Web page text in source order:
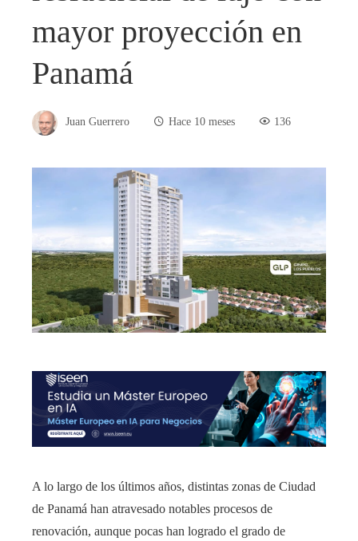
mayor proyección en
Panamá
Juan Guerrero Hace 10 meses 136
A lo largo de los últimos años, distintas zonas de Ciudad
de Panamá han atravesado notables procesos de
renovación, aunque pocas han logrado el grado de